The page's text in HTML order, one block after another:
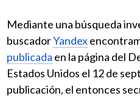
Mediante una búsqueda
buscadorYandex
publicada en la página del
Estados Unidos el 12 de
publicación, el entonces